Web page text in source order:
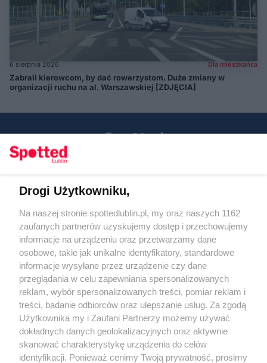
6 sierpnia 2026 Dla mieszkańca
Zabrali kierowcom, by dać rowerzystom. Duże zmiany w
organizacji ruchu na al. Warszawskiej [ZDJĘCIA]
KATEGORIE
OGŁOSZENIA
WYDARZENIA
Regulamin
Polityka prywatności
RODO
Warunki korzystania z treści
Drogi Użytkowniku,
Na naszej stronie spottedlublin.pl, my oraz naszych 1162
zaufanych partnerów uzyskujemy dostęp i przechowujemy
informacje na urządzeniu oraz przetwarzamy dane
osobowe, takie jak unikalne identyfikatory, standardowe
informacje wysyłane przez urządzenie czy dane
przeglądania w celu zapewniania spersonalizowanych
reklam, wybór spersonalizowanych treści, pomiar reklam i
treści, badanie odbiorców oraz ulepszanie usług. Za zgodą
Użytkownika my i Zaufani Partnerzy możemy używać
dokładnych danych geolokalizacyjnych oraz aktywnie
skanować charakterystykę urządzenia do celów
identyfikacji. Ponieważ cenimy Twoją prywatność, prosimy